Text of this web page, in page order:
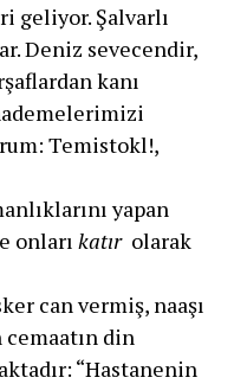
geliyor. Şalvarlı
Deniz sevecendir,
kanı
Temistokl!,
yapan
onları katır olarak
can vermiş, naaşı
cemaatın din
“Hastanenin